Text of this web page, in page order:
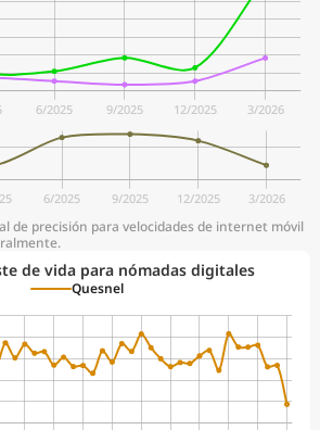
de precisión para velocidades de internet móvil
de vida para nómadas digitales
Quesnel